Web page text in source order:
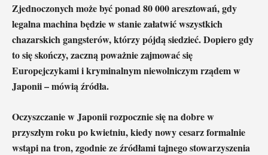
Zjednoczonych może być ponad 80 000 aresztowań, gdy
legalna machina będzie w stanie załatwić wszystkich
chazarskich gangsterów, którzy pójdą siedzieć. Dopiero gdy
to się skończy, zaczną poważnie zajmować się
Europejczykami i kryminalnym niewolniczym rządem w
Japonii – mówią źródła.
Oczyszczanie w Japonii rozpocznie się na dobre w
przyszłym roku po kwietniu, kiedy nowy cesarz formalnie
wstąpi na tron, zgodnie ze źródłami tajnego stowarzyszenia